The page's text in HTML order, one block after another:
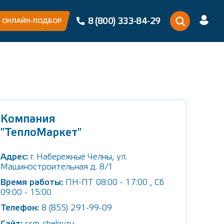
ОНЛАЙН-ПОДБОР 8 (800) 333-84-29
Компания
"ТеплоМаркет"
Адрес:г. Набережные Челны, ул.
Машиностроительная д. 8/1
Время работы: ПН-ПТ 08:00 - 17:00 , Сб
09:00 - 15:00
Телефон:8 (855) 291-99-09